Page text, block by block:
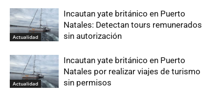
Actualidad
Incautan yate británico en Puerto
Natales: Detectan tours remunerados
sin autorización
Actualidad
Incautan yate británico en Puerto
Natales por realizar viajes de turismo
sin permisos